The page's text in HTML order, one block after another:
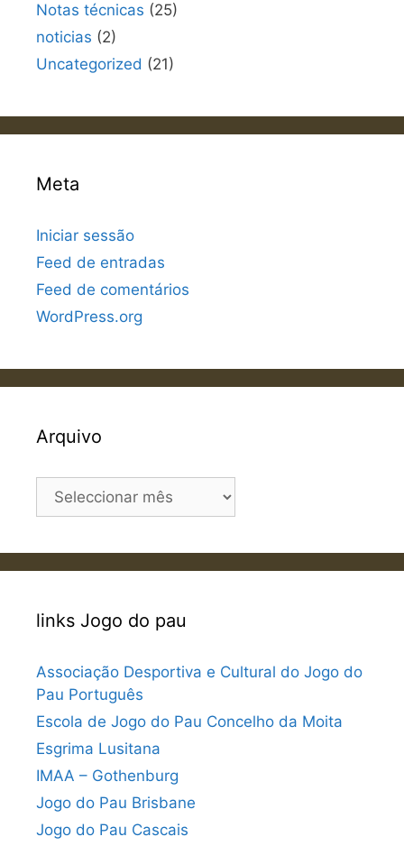
Notas técnicas (25)
noticias (2)
Uncategorized (21)
Meta
Iniciar sessão
Feed de entradas
Feed de comentários
WordPress.org
Arquivo
Arquivo
links Jogo do pau
Associação Desportiva e Cultural do Jogo do
Pau Português
Escola de Jogo do Pau Concelho da Moita
Esgrima Lusitana
IMAA – Gothenburg
Jogo do Pau Brisbane
Jogo do Pau Cascais